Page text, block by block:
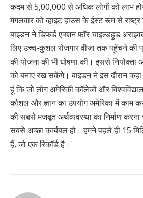
कदम से 5,00,000 से अधिक लोगों को लाभ
मंगलवार को व्हाइट हाउस के ईस्ट रूम से
बाइडन ने डिफर्ड एक्शन फॉर चाइल्डहुड
लिए उच्च-कुशल रोजगार वीजा तक पहुँचने की
की योजना की भी घोषणा की। इससे नियोक्ता
को बनाए रख सकेंगे। बाइडन ने इस दौरान
हूं कि जो लोग अमेरिकी कॉलेजों और
कौशल और ज्ञान का उपयोग अमेरिका में काम
की सबसे मजबूत अर्थव्यवस्था का निर्माण करना
सबसे अच्छा कार्यबल हो। हमने पहले ही 15
हैं, जो एक रिकॉर्ड है।'